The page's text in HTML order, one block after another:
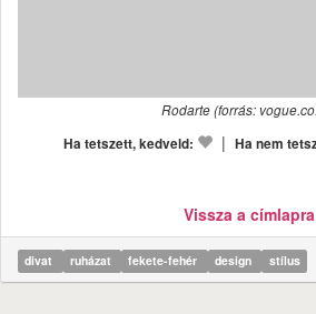
Rodarte (forrás:
Ha tetszett, kedveld: | Ha nem
Vissza a címlapra
divat ruházat fekete-fehér design stílus